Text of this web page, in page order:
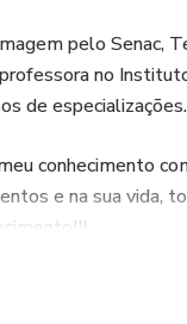
bônus gravadas
extras
pelo Senac,
no
de especializações.
conhecimento
e na sua vida,